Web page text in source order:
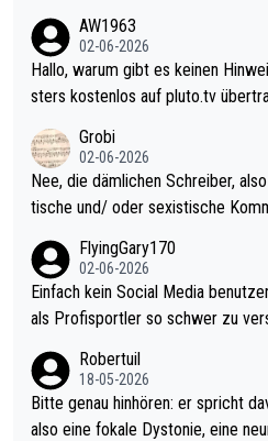
Allerdings ist Mitchell Lawrie als Nummer 1 der Welt eh qualifi
ziert. Somit ändert die
sters erstmal nichts. Ich denke sie wollen damit für nächstes J
ohl wenig WDF Turniere spielen.
es Jahr der Fall. Er musste als
den Qualifier und ich glaube
gas) antun würde, wenn er doch
el hat.
AW1963
02-06-2026
Hallo, warum gibt es keinen Hinweis, dass die Nordic Darts Ma
sters kostenlos auf pluto.tv
Grobi
02-06-2026
Nee, die dämlichen Schreiber,
tische und/ oder sexistische
s Leben in den Griff kriegen. Nur
r war doch neulich erst derjenige,
rovoziert hat. Und Littlers Mutter
FlyingGary170
02-06-2026
Einfach kein Social Media
als Profisportler so schwer zu
Robertuil
18-05-2026
Bitte genau hinhören: er spricht
also eine fokale Dystonie, eine